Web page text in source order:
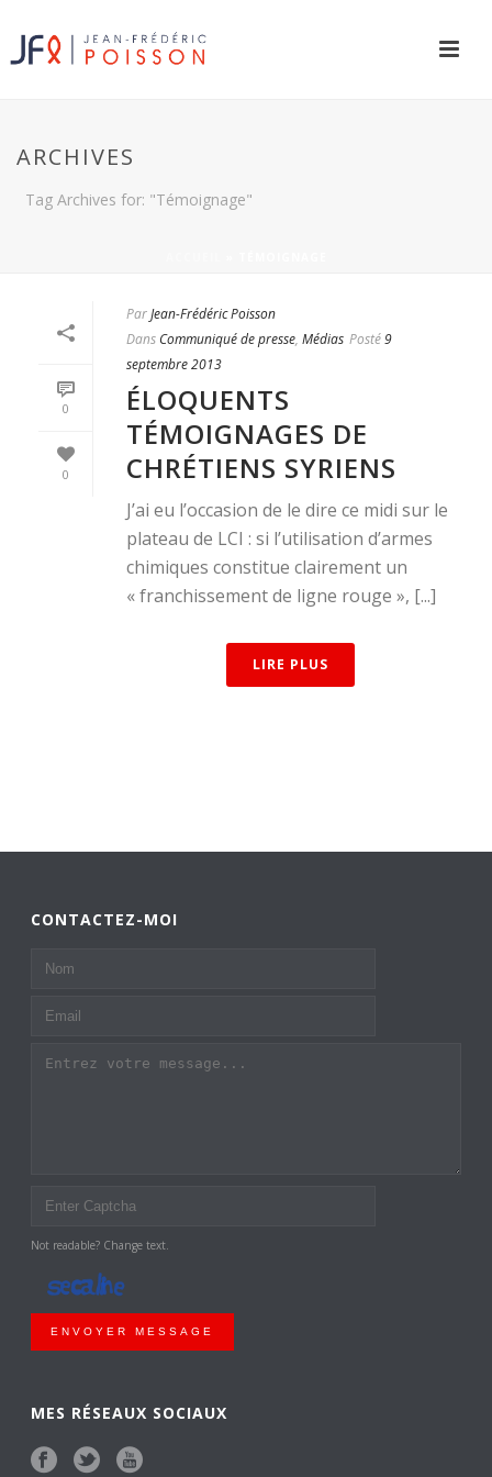
ARCHIVES
Tag Archives for: "Témoignage"
0
0
ParJean-Frédéric Poisson
Dans Communiqué de presse, Médias Posté9
septembre 2013
ÉLOQUENTS
TÉMOIGNAGES DE
CHRÉTIENS SYRIENS
J’ai eu l’occasion de le dire ce midi sur le
plateau de LCI : si l’utilisation d’armes
chimiques constitue clairement un
« franchissement de ligne rouge », [...]
LIRE PLUS
CONTACTEZ-MOI
Not readable? Change text.
ENVOYER MESSAGE
MES RÉSEAUX SOCIAUX